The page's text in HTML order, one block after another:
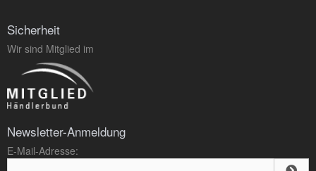
Sicherheit
Wir sind Mitglied im
Newsletter-Anmeldung
E-Mail-Adresse: